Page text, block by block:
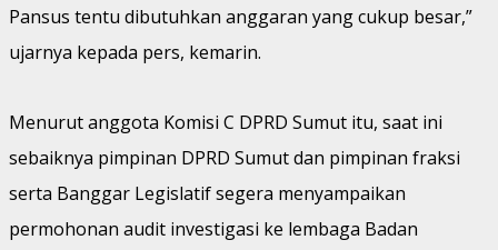
Pansus tentu dibutuhkan anggaran yang cukup besar,”
ujarnya kepada pers, kemarin.
Menurut anggota Komisi C DPRD Sumut itu, saat ini
sebaiknya pimpinan DPRD Sumut dan pimpinan fraksi
serta Banggar Legislatif segera menyampaikan
permohonan audit investigasi ke lembaga Badan